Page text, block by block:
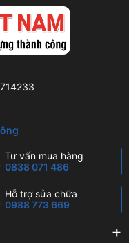
Tư vấn mua hàng
0838 071 486
Hỗ trợ sửa chữa
0988 773 669